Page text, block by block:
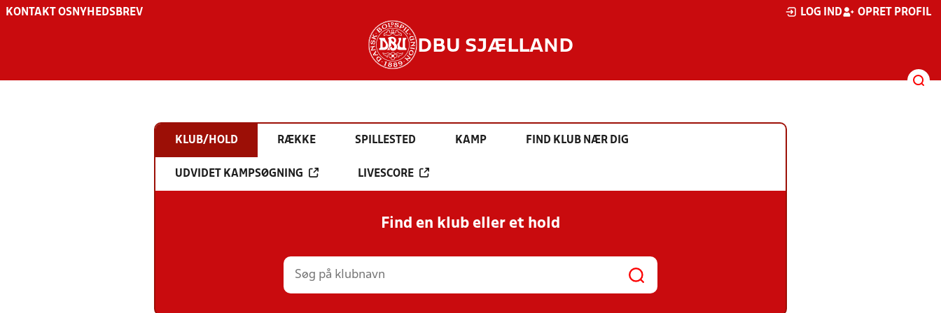
KONTAKT OS NYHEDSBREV LOG IND OPRET PROFIL
DBU SJÆLLAND
KLUB/HOLD RÆKKE SPILLESTED KAMP FIND KLUB NÆR DIG
UDVIDET KAMPSØGNING LIVESCORE
Find en klub eller et hold